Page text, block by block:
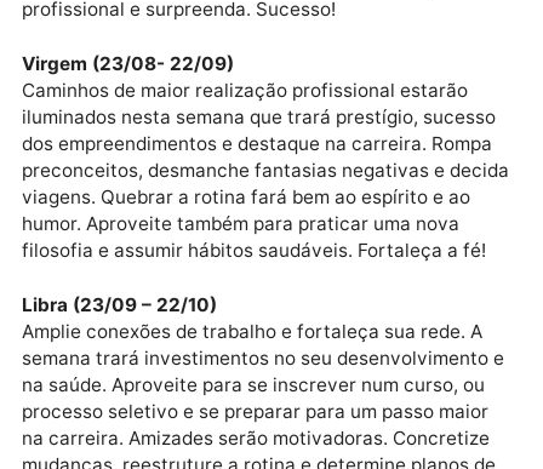
Aproveite esta semana para investir no seu futuro,
cuidar da saúde e ampliar a participação social.
amizades serão transformadoras. Rompa barreiras
relacionamentos e fortaleça sua posição num grupo.
Marte trará conquistas na carreira, um
empreendimento poderá decolar. Inove a atuação
profissional e surpreenda. Sucesso!
Virgem (23/08- 22/09)
Caminhos de maior realização profissional estarão
iluminados nesta semana que trará prestígio,
dos empreendimentos e destaque na carreira.
preconceitos, desmanche fantasias negativas e
viagens. Quebrar a rotina fará bem ao espírito e ao